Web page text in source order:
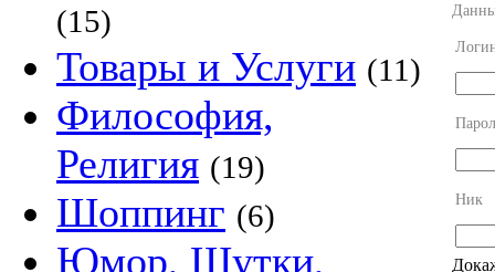
(15)
Товары и Услуги (11)
Философия,
Религия (19)
Шоппинг (6)
Юмор, Шутки,
Ник